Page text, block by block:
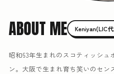
ABOUT ME Keniyan(LIC
昭和63年生まれのスコティッシ
ン。大阪で生まれ育ち笑いのセン